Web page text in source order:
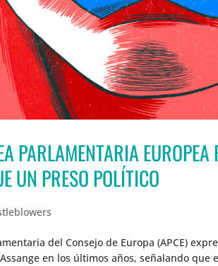
PARLAMENTARIA EUROPEA
UN PRESO POLÍTICO
del Consejo de Europa (APCE)
en los últimos años, señalando que